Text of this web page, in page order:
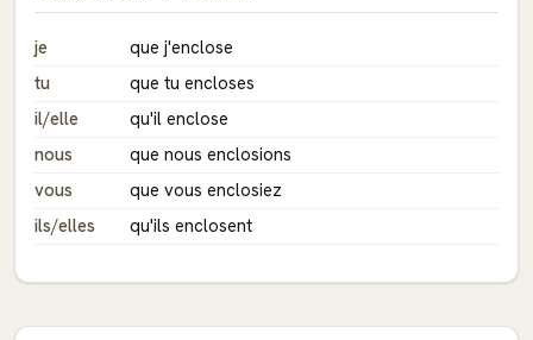
je
que j'enclose
tu
que tu encloses
il/elle
qu'il enclose
nous
que nous enclosions
vous
que vous enclosiez
ils/elles
qu'ils enclosent